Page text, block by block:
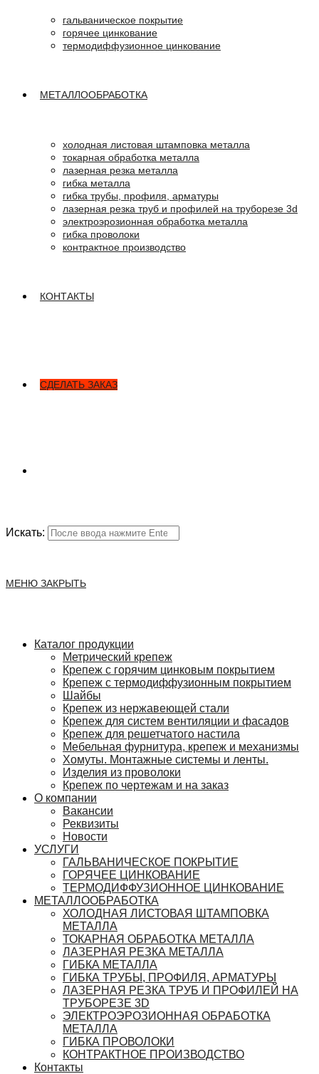
гальваническое покрытие
горячее цинкование
термодиффузионное цинкование
МЕТАЛЛООБРАБОТКА
холодная листовая штамповка металла
токарная обработка металла
лазерная резка металла
гибка металла
гибка трубы, профиля, арматуры
лазерная резка труб и профилей на труборезе 3d
электроэрозионная обработка металла
гибка проволоки
контрактное производство
КОНТАКТЫ
СДЕЛАТЬ ЗАКАЗ
Искать:
МЕНЮ ЗАКРЫТЬ
Каталог продукции
Метрический крепеж
Крепеж с горячим цинковым покрытием
Крепеж с термодиффузионным покрытием
Шайбы
Крепеж из нержавеющей стали
Крепеж для систем вентиляции и фасадов
Крепеж для решетчатого настила
Мебельная фурнитура, крепеж и механизмы
Хомуты. Монтажные системы и ленты.
Изделия из проволоки
Крепеж по чертежам и на заказ
О компании
Вакансии
Реквизиты
Новости
УСЛУГИ
ГАЛЬВАНИЧЕСКОЕ ПОКРЫТИЕ
ГОРЯЧЕЕ ЦИНКОВАНИЕ
ТЕРМОДИФФУЗИОННОЕ ЦИНКОВАНИЕ
МЕТАЛЛООБРАБОТКА
ХОЛОДНАЯ ЛИСТОВАЯ ШТАМПОВКА
МЕТАЛЛА
ТОКАРНАЯ ОБРАБОТКА МЕТАЛЛА
ЛАЗЕРНАЯ РЕЗКА МЕТАЛЛА
ГИБКА МЕТАЛЛА
ГИБКА ТРУБЫ, ПРОФИЛЯ, АРМАТУРЫ
ЛАЗЕРНАЯ РЕЗКА ТРУБ И ПРОФИЛЕЙ НА
ТРУБОРЕЗЕ 3D
ЭЛЕКТРОЭРОЗИОННАЯ ОБРАБОТКА
МЕТАЛЛА
ГИБКА ПРОВОЛОКИ
КОНТРАКТНОЕ ПРОИЗВОДСТВО
Контакты